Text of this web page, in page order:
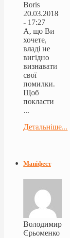
Boris
20.03.2018
- 17:27
А, що Ви
хочете,
владі не
вигідно
визнавати
свої
помилки.
Щоб
покласти
...
Детальніше...
Маніфест
Володимир
Єрьоменко